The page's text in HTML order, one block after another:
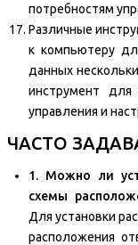
потребностям
Различные
к компьютеру
данных
инструмент для
управления и
ЧАСТО
1. Можно ли
схемы
Для установки
расположения